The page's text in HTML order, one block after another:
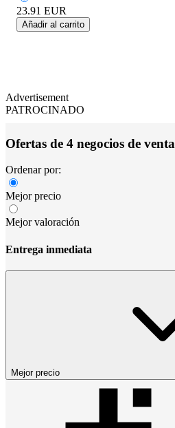
23.91 EUR
Añadir al carrito
Advertisement
PATROCINADO
Ofertas de 4 negocios de venta
Ordenar por:
Mejor precio
Mejor valoración
Entrega inmediata
Mejor precio